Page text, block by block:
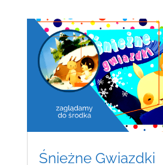
Śnieżne Gwiazdki